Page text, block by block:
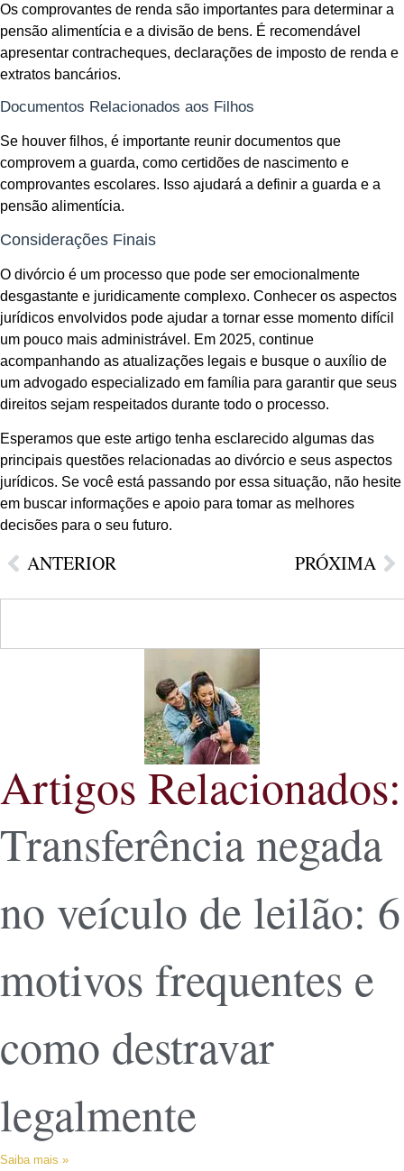
Os comprovantes de renda são importantes para determinar a
pensão alimentícia e a divisão de bens. É recomendável
apresentar contracheques, declarações de imposto de renda e
extratos bancários.
Documentos Relacionados aos Filhos
Se houver filhos, é importante reunir documentos que
comprovem a guarda, como certidões de nascimento e
comprovantes escolares. Isso ajudará a definir a guarda e a
pensão alimentícia.
Considerações Finais
O divórcio é um processo que pode ser emocionalmente
desgastante e juridicamente complexo. Conhecer os aspectos
jurídicos envolvidos pode ajudar a tornar esse momento difícil
um pouco mais administrável. Em 2025, continue
acompanhando as atualizações legais e busque o auxílio de
um advogado especializado em família para garantir que seus
direitos sejam respeitados durante todo o processo.
Esperamos que este artigo tenha esclarecido algumas das
principais questões relacionadas ao divórcio e seus aspectos
jurídicos. Se você está passando por essa situação, não hesite
em buscar informações e apoio para tomar as melhores
decisões para o seu futuro.
ANTERIOR PRÓXIMA
Artigos Relacionados:
Transferência negada
no veículo de leilão: 6
motivos frequentes e
como destravar
legalmente
Saiba mais »